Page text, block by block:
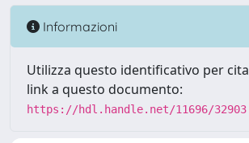
Informazioni
Utilizza questo identificativo per
link a questo documento:
https://hdl.handle.net/11696/32903